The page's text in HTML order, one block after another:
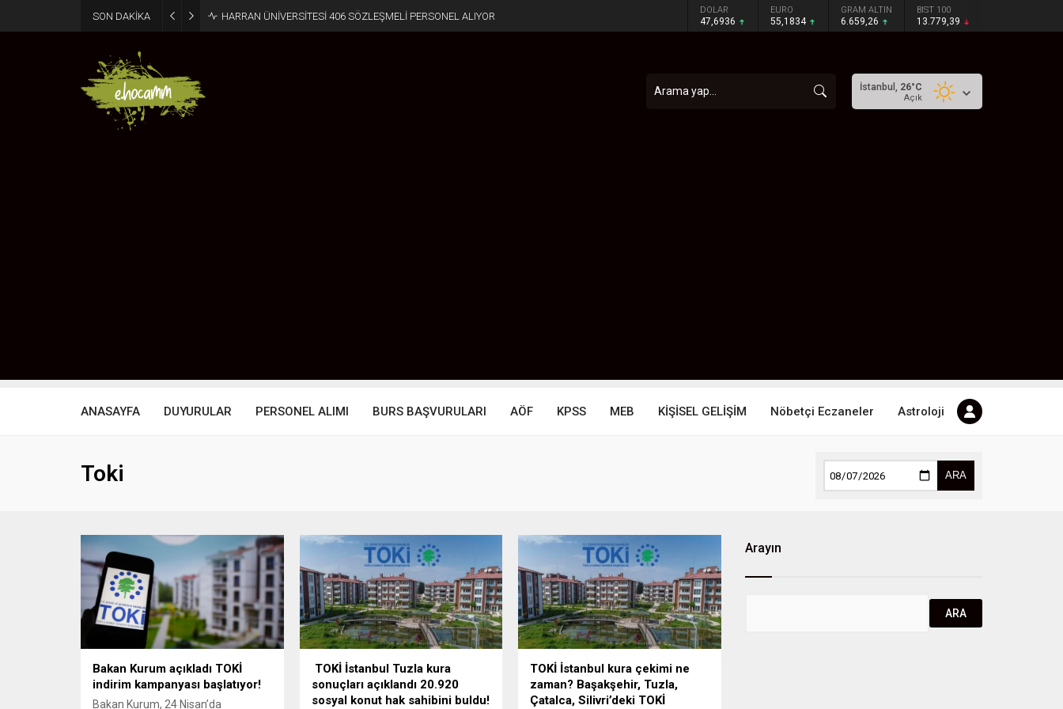
SON DAKİKA HARRAN ÜNİVERSİTESİ 406 SÖZLEŞMELİ PERSONEL ALIYOR DOLAR
47,6936
EURO
55,1834
GRAM ALTIN
6.659,26
BIST 100
13.779,39
İstanbul, 26°C
Açık
ANASAYFA DUYURULAR PERSONEL ALIMI BURS BAŞVURULARI AÖF KPSS MEB KİŞİSEL GELİŞİM Nöbetçi Eczaneler Astroloji
Toki ARA
Bakan Kurum açıkladı TOKİ
indirim kampanyası başlatıyor!
Bakan Kurum, 24 Nisan’da
TOKİ İstanbul Tuzla kura
sonuçları açıklandı 20.920
sosyal konut hak sahibini buldu!
TOKİ İstanbul kura çekimi ne
zaman? Başakşehir, Tuzla,
Çatalca, Silivri’deki TOKİ
Arayın